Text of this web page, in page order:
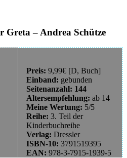
Greta – Andrea Schütze
Preis: 9,99€ [D, Buch]
Einband: gebunden
Seitenanzahl: 144
Altersempfehlung: ab 14
Meine Wertung: 5/5
Reihe: 3. Teil der
Kinderbuchreihe
Verlag: Dressler
ISBN-10: 3791519395
EAN: 978-3-7915-1939-5